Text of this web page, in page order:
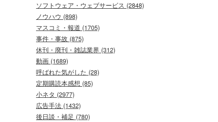
ソフトウェア・ウェブサービス (2848)
ノウハウ (898)
マスコミ・報道 (1705)
事件・事故 (875)
休刊・廃刊・雑誌業界 (312)
動画 (1689)
呼ばれた気がした (28)
定期購読本感想 (85)
小ネタ (2977)
広告手法 (1432)
後日談・補足 (780)